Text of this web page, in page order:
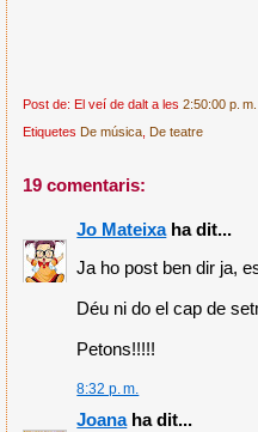
Post de: El veí de dalta les2:50:00 p. m.
EtiquetesDe música ,De teatre
19 comentaris:
Jo Mateixaha dit...
Ja ho post ben dir ja,
Déu ni do el cap de
Petons!!!!!
8:32 p. m.
Joanaha dit...